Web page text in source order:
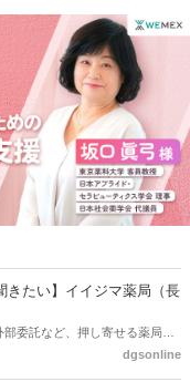
きたい】イイジマ薬局（長
委託など、押し寄せる薬局業
波を薬局業界はどう受け止めた
dgsonline